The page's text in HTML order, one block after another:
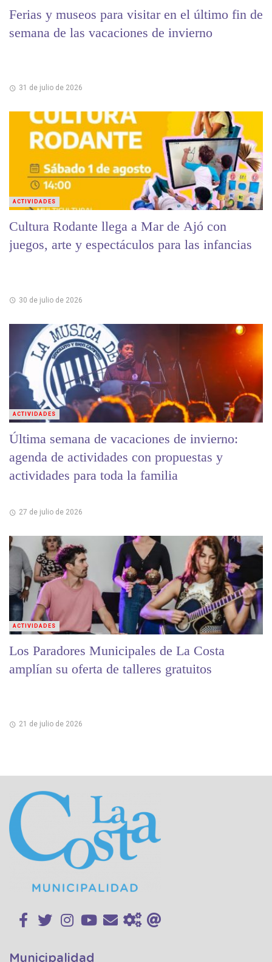
Ferias y museos para visitar en el último fin de
semana de las vacaciones de invierno
31 de julio de 2026
Cultura Rodante llega a Mar de Ajó con
juegos, arte y espectáculos para las infancias
30 de julio de 2026
ACTIVIDADES
Última semana de vacaciones de invierno:
agenda de actividades con propuestas y
actividades para toda la familia
27 de julio de 2026
ACTIVIDADES
Los Paradores Municipales de La Costa
amplían su oferta de talleres gratuitos
21 de julio de 2026
ACTIVIDADES
Municipalidad